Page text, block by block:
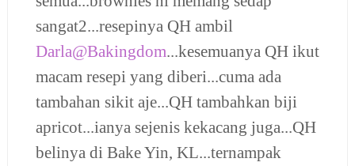
sangat2...resepinya QH ambil
Darla@Bakingdom...kesemuanya QH ikut
macam resepi yang diberi...cuma ada
tambahan sikit aje...QH tambahkan biji
apricot...ianya sejenis kekacang juga...QH
belinya di Bake Yin, KL...ternampak